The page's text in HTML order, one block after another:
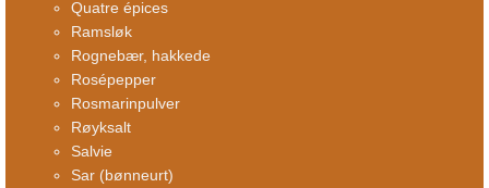
Quatre épices
Ramsløk
Rognebær, hakkede
Rosépepper
Rosmarinpulver
Røyksalt
Salvie
Sar (bønneurt)